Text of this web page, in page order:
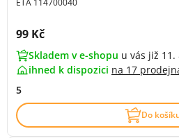
ETA 114700040
Cena s DPH:
99 Kč
Skladem v e-shopu u vás již 11.
ihned k dispozici na 17
5
Do